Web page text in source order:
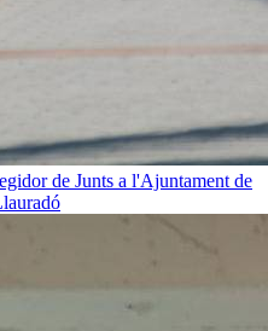
de Junts a l'Ajuntament de